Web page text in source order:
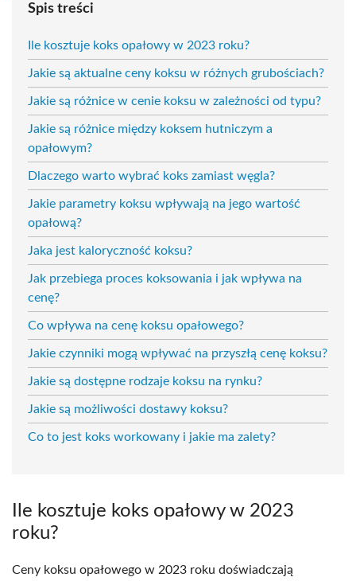
Spis treści
Ile kosztuje koks opałowy w 2023 roku?
Jakie są aktualne ceny koksu w różnych grubościach?
Jakie są różnice w cenie koksu w zależności od typu?
Jakie są różnice między koksem hutniczym a
opałowym?
Dlaczego warto wybrać koks zamiast węgla?
Jakie parametry koksu wpływają na jego wartość
opałową?
Jaka jest kaloryczność koksu?
Jak przebiega proces koksowania i jak wpływa na
cenę?
Co wpływa na cenę koksu opałowego?
Jakie czynniki mogą wpływać na przyszłą cenę koksu?
Jakie są dostępne rodzaje koksu na rynku?
Jakie są możliwości dostawy koksu?
Co to jest koks workowany i jakie ma zalety?
Ile kosztuje koks opałowy w 2023
roku?
Ceny koksu opałowego w 2023 roku doświadczają